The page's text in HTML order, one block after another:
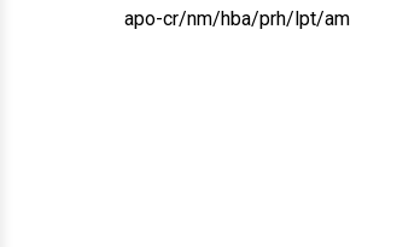
apo-cr/nm/hba/prh/lpt/am